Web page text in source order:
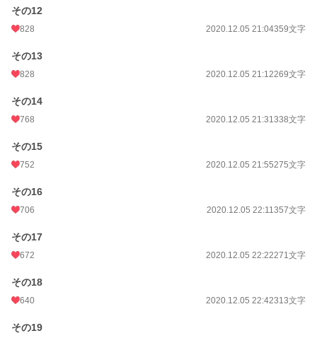
その12
828 2020.12.05 21:04359文字
その13
828 2020.12.05 21:12269文字
その14
768 2020.12.05 21:31338文字
その15
752 2020.12.05 21:55275文字
その16
706 2020.12.05 22:11357文字
その17
672 2020.12.05 22:22271文字
その18
640 2020.12.05 22:42313文字
その19